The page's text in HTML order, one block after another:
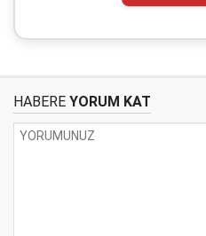
HABERE YORUM KAT